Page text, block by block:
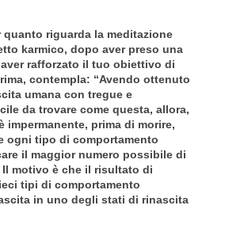
quanto riguarda la meditazione
karmico, dopo aver preso una
rafforzato il tuo obiettivo di
contempla: “Avendo ottenuto
umana con tregue e
da trovare come questa, allora,
impermanente, prima di morire,
ogni tipo di comportamento
il maggior numero possibile di
motivo è che il risultato di
tipi di comportamento
in uno degli stati di rinascita